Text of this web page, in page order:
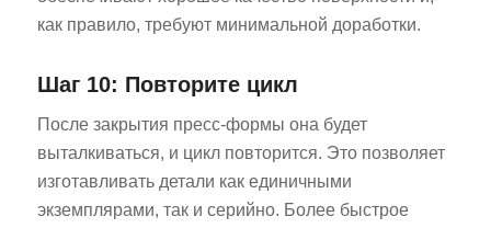
как правило, требуют минимальной доработки.
Шаг 10: Повторите цикл
После закрытия пресс-формы она будет
выталкиваться, и цикл повторится. Это позволяет
изготавливать детали как единичными
экземплярами, так и серийно. Более быстрое